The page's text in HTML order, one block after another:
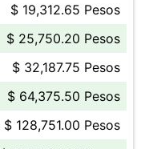
$ 19,312.65 Pesos
$ 25,750.20 Pesos
$ 32,187.75 Pesos
$ 64,375.50 Pesos
$ 128,751.00 Pesos